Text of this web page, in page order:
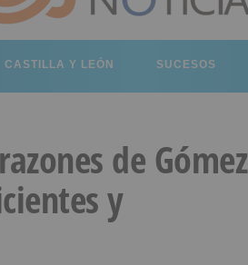
CASTILLA Y LEÓN SUCESOS
de Gómez
y